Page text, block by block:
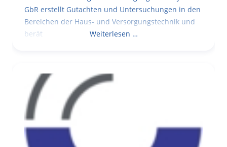
GbR erstellt Gutachten und Untersuchungen in den
Bereichen der Haus- und Versorgungstechnik und
berät
Weiterlesen …